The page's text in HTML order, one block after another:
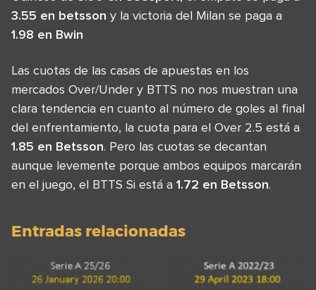
3.55 en betsson y la victoria del Milan se paga a
1.98 en Bwin
Las cuotas de las casas de apuestas en los
mercados Over/Under y BTTS no nos muestran una
clara tendencia en cuanto al número de goles al final
del enfrentamiento, la cuota para el Over 2.5 está a
1.85 en Betsson. Pero las cuotas se decantan
aunque levemente porque ambos equipos marcarán
en el juego, el BTTS Si está a 1.72 en Betsson.
Entradas relacionadas